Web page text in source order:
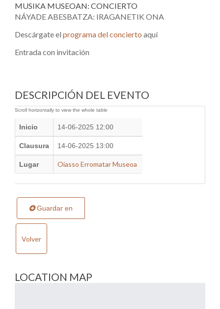
MUSIKA MUSEOAN: CONCIERTO
NÁYADE ABESBATZA: IRAGANETIK ONA
Descárgate el programa del concierto aquí
Entrada con invitación
DESCRIPCIÓN DEL EVENTO
Inicio 14-06-2025 12:00
Clausura 14-06-2025 13:00
Lugar Oiasso Erromatar Museoa
Guardar en
Volver
LOCATION MAP